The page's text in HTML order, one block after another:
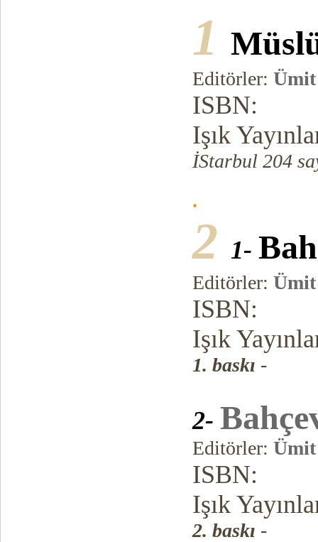
1
Editörler:
ISBN:
Işık
İStarbul 204
.
2 1-
Editörler:
ISBN:
Işık
1. baskı -
2- B
Editörler:
ISBN:
Işık
2. baskı -